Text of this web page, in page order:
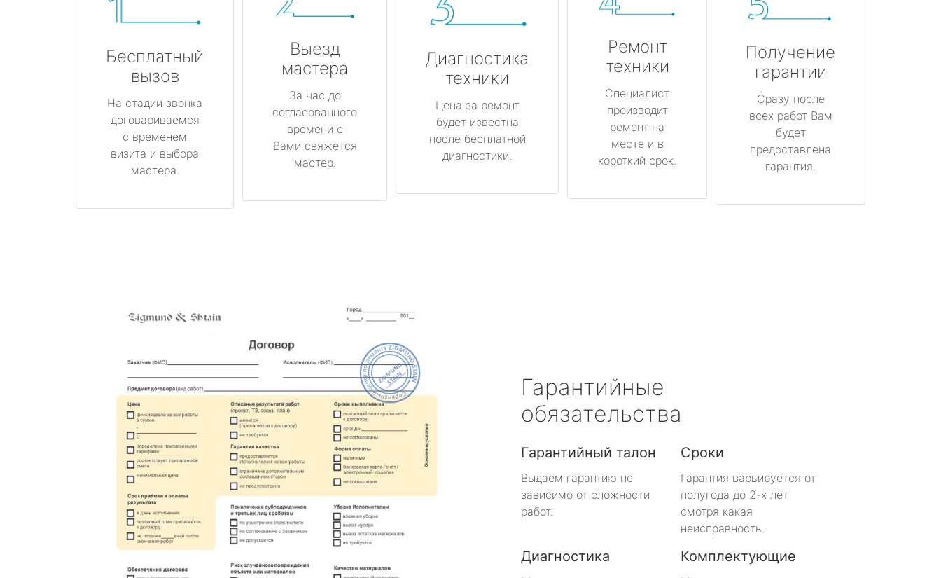
Бесплатный
вызов
На стадии звонка
договариваемся
с временем
визита и выбора
мастера.
Выезд
мастера
За час до
согласованного
времени с
Вами свяжется
мастер.
Диагностика
техники
Цена за ремонт
будет известна
после бесплатной
диагностики.
Ремонт
техники
Специалист
производит
ремонт на
месте и в
короткий срок.
Получение
гарантии
Сразу после
всех работ Вам
будет
предоставлена
гарантия.
Гарантийные
обязательства
Гарантийный талон
Выдаем гарантию не
зависимо от сложности
работ.
Сроки
Гарантия варьируется от
полугода до 2-х лет
смотря какая
неисправность.
Диагностика Комплектующие